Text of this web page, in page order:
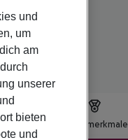
Hotelmerkmale
und
um
am
unserer
bieten
und